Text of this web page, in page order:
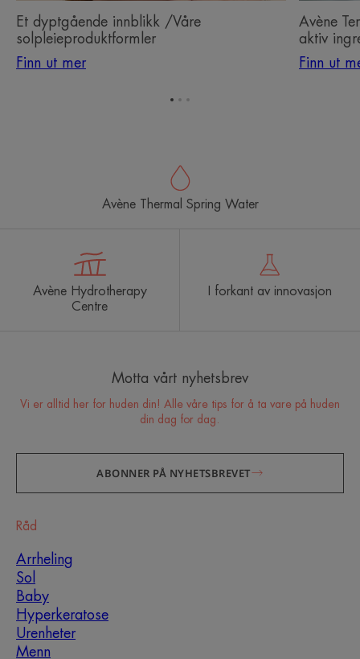
Et dyptgående innblikk /Våre
solpleieproduktformler
Finn ut mer
Avène
aktiv
Finn ut
Avène Thermal Spring Water
Avène Hydrotherapy
Centre
I forkant av innovasjon
Motta vårt nyhetsbrev
Vi er alltid her for huden din! Alle våre tips for å ta vare på huden
din dag for dag.
ABONNER PÅ NYHETSBREVET
Råd
Arrheling
Sol
Baby
Hyperkeratose
Urenheter
Menn